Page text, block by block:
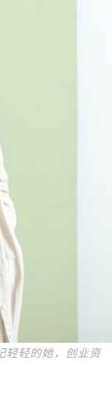
轻轻的她，创业资